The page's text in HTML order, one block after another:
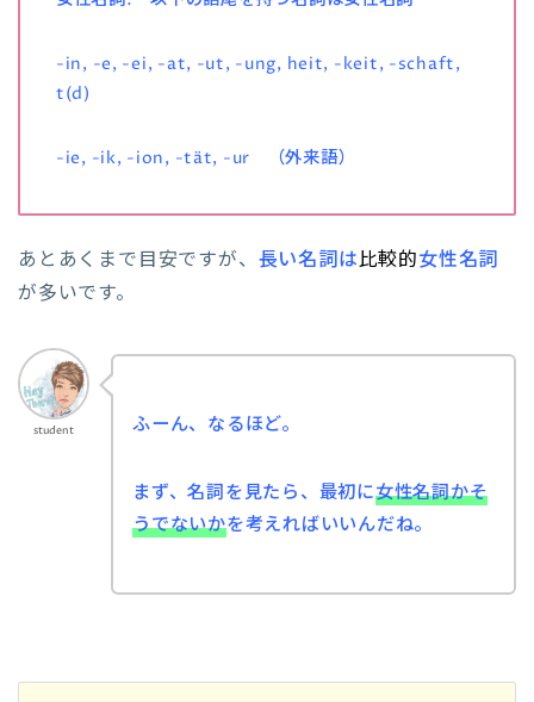
-in, -e, -ei, -at, -ut, -ung, heit, -keit, -schaft,
t(d)
-ie, -ik, -ion, -tät, -ur （外来語）
あとあくまで目安ですが、 長い名詞は比較的女性名詞
が多いです。
student ふーん、なるほど。
まず、名詞を見たら、最初に女性名詞かそ
うでないかを考えればいいんだね。